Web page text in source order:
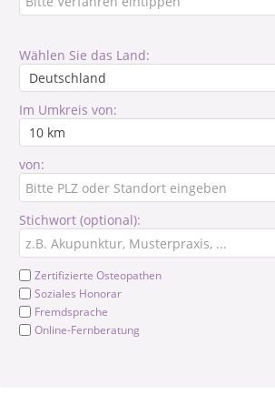
Wählen Sie das Land:
Im Umkreis von:
von:
Stichwort (optional):
Zertifizierte Osteopathen
Soziales Honorar
Fremdsprache
Online-Fernberatung